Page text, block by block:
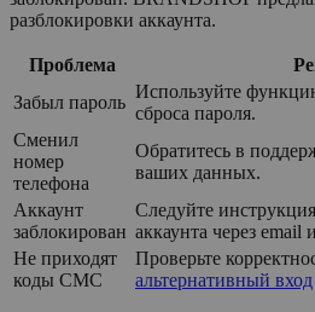
разблокировки аккаунта.
Проблема
Забыл пароль
Используйте
сброса пароля.
Сменил
номер
телефона
Обратитесь в
ваших данных.
Аккаунт
заблокирован
Следуйте
аккаунта через email
Не приходят
коды СМС
Проверьте
альтернативный вход